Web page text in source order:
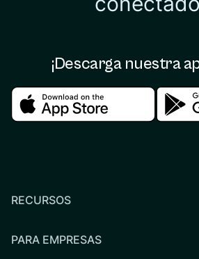
¡Descarga nuestra
Download in the apple store
RECURSOS
PARA EMPRESAS